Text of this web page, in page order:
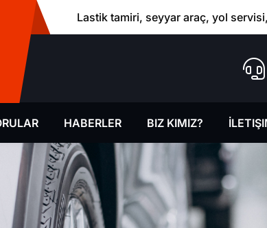
Lastik tamiri, seyyar araç, yol
HABERLER BIZ KIMIZ?